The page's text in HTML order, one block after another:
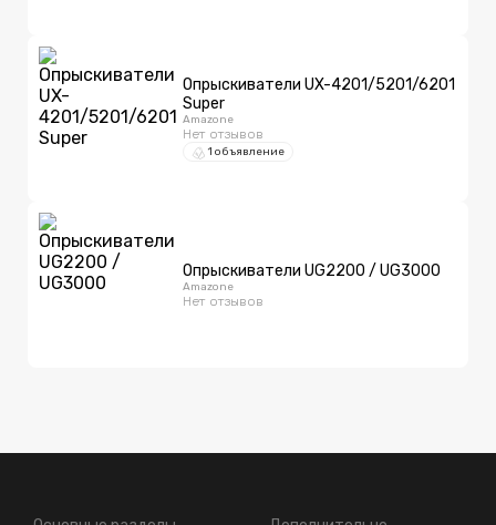
Опрыскиватели UX-4201/5201/6201
Super
Amazone
Нет отзывов
1 объявление
Опрыскиватели UG2200 / UG3000
Amazone
Нет отзывов